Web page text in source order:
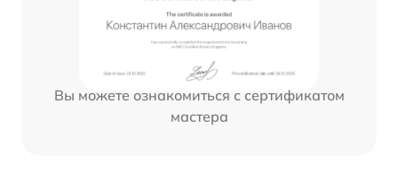
Вы можете ознакомиться с сертификатом
мастера